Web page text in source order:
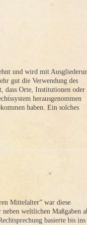
und wird mit
gut die Verwendung des
dass Orte, Institutionen oder
herausgenommen
haben. Ein solches
Mittelalter” war diese
weltlichen Maßgaben
basierte bis ins